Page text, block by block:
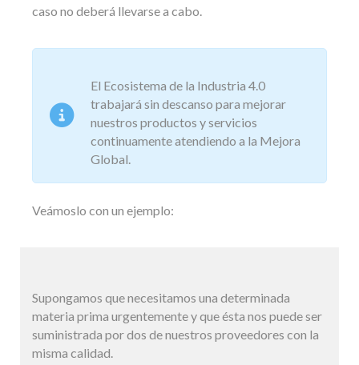
caso no deberá llevarse a cabo.
El Ecosistema de la Industria 4.0
trabajará sin descanso para mejorar
nuestros productos y servicios
continuamente atendiendo a la Mejora
Global.
Veámoslo con un ejemplo:
Supongamos que necesitamos una determinada
materia prima urgentemente y que ésta nos puede ser
suministrada por dos de nuestros proveedores con la
misma calidad.